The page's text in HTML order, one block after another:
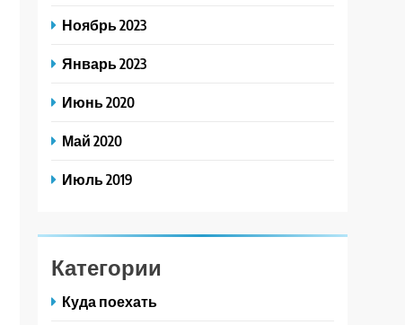
Ноябрь 2023
Январь 2023
Июнь 2020
Май 2020
Июль 2019
Категории
Куда поехать